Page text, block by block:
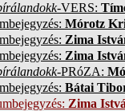
-VERS:
Mórotz
Zima
Zima
-PRóZA:
Bátai
Zima